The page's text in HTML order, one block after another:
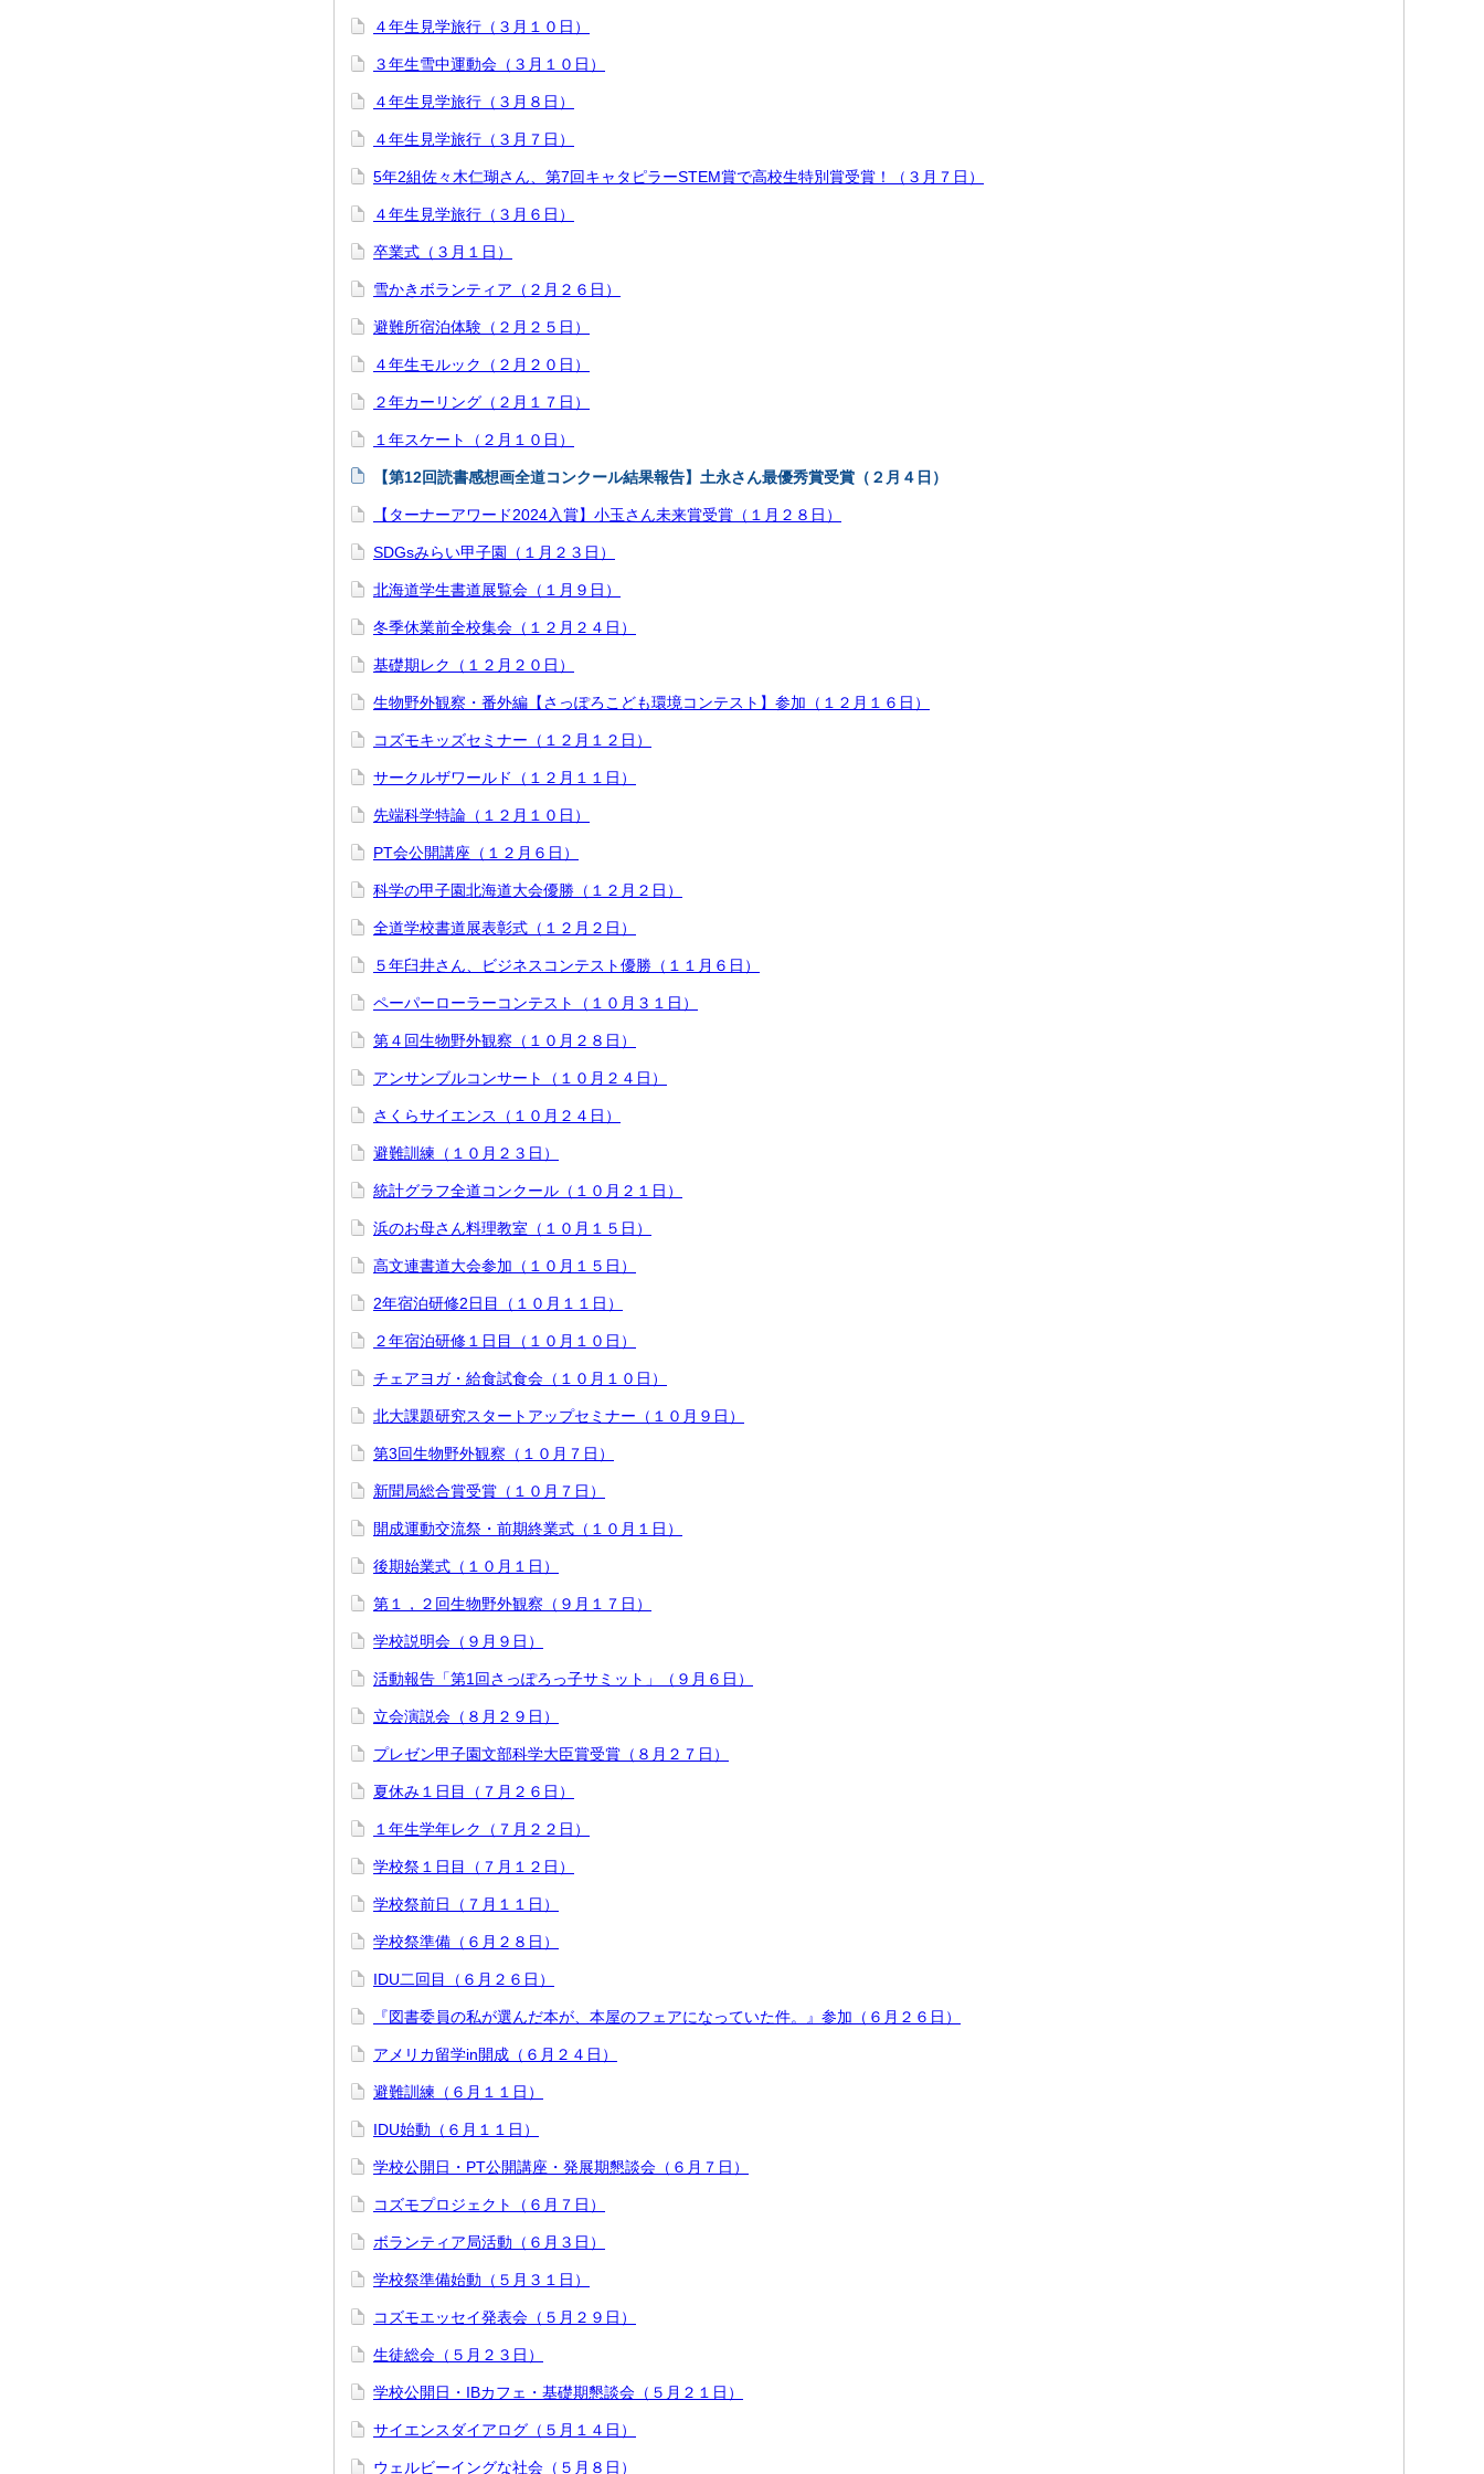
４年生見学旅行（３月１０日）
３年生雪中運動会（３月１０日）
４年生見学旅行（３月８日）
４年生見学旅行（３月７日）
5年2組佐々木仁瑚さん、第7回キャタピラーSTEM賞で高校生特別賞受賞！（３月７日）
４年生見学旅行（３月６日）
卒業式（３月１日）
雪かきボランティア（２月２６日）
避難所宿泊体験（２月２５日）
４年生モルック（２月２０日）
２年カーリング（２月１７日）
１年スケート（２月１０日）
【第12回読書感想画全道コンクール結果報告】土永さん最優秀賞受賞（２月４日）
【ターナーアワード2024入賞】小玉さん未来賞受賞（１月２８日）
SDGsみらい甲子園（１月２３日）
北海道学生書道展覧会（１月９日）
冬季休業前全校集会（１２月２４日）
基礎期レク（１２月２０日）
生物野外観察・番外編【さっぽろこども環境コンテスト】参加（１２月１６日）
コズモキッズセミナー（１２月１２日）
サークルザワールド（１２月１１日）
先端科学特論（１２月１０日）
PT会公開講座（１２月６日）
科学の甲子園北海道大会優勝（１２月２日）
全道学校書道展表彰式（１２月２日）
５年臼井さん、ビジネスコンテスト優勝（１１月６日）
ペーパーローラーコンテスト（１０月３１日）
第４回生物野外観察（１０月２８日）
アンサンブルコンサート（１０月２４日）
さくらサイエンス（１０月２４日）
避難訓練（１０月２３日）
統計グラフ全道コンクール（１０月２１日）
浜のお母さん料理教室（１０月１５日）
高文連書道大会参加（１０月１５日）
2年宿泊研修2日目（１０月１１日）
２年宿泊研修１日目（１０月１０日）
チェアヨガ・給食試食会（１０月１０日）
北大課題研究スタートアップセミナー（１０月９日）
第3回生物野外観察（１０月７日）
新聞局総合賞受賞（１０月７日）
開成運動交流祭・前期終業式（１０月１日）
後期始業式（１０月１日）
第１，２回生物野外観察（９月１７日）
学校説明会（９月９日）
活動報告「第1回さっぽろっ子サミット」（９月６日）
立会演説会（８月２９日）
プレゼン甲子園文部科学大臣賞受賞（８月２７日）
夏休み１日目（７月２６日）
１年生学年レク（７月２２日）
学校祭１日目（７月１２日）
学校祭前日（７月１１日）
学校祭準備（６月２８日）
IDU二回目（６月２６日）
『図書委員の私が選んだ本が、本屋のフェアになっていた件。』参加（６月２６日）
アメリカ留学in開成（６月２４日）
避難訓練（６月１１日）
IDU始動（６月１１日）
学校公開日・PT公開講座・発展期懇談会（６月７日）
コズモプロジェクト（６月７日）
ボランティア局活動（６月３日）
学校祭準備始動（５月３１日）
コズモエッセイ発表会（５月２９日）
生徒総会（５月２３日）
学校公開日・IBカフェ・基礎期懇談会（５月２１日）
サイエンスダイアログ（５月１４日）
ウェルビーイングな社会（５月８日）